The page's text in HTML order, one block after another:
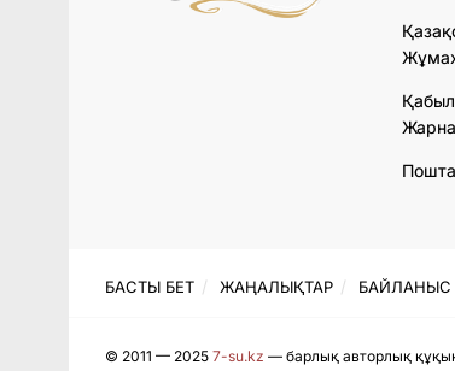
БАСТЫ БЕТ ЖАҢАЛЫҚТАР БАЙЛАНЫС
© 2011 — 2025 7-su.kz — барлық авторлық